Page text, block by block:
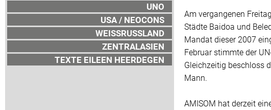
UNO
USA / NEOCONS
WEISSRUSSLAND
ZENTRALASIEN
TEXTE EILEEN HEERDEGEN
Am vergangenen
Städte Baidoa und
Mandat dieser 2007
Februar stimmte der
Gleichzeitig beschloss
Mann.
AMISOM hat derzeit